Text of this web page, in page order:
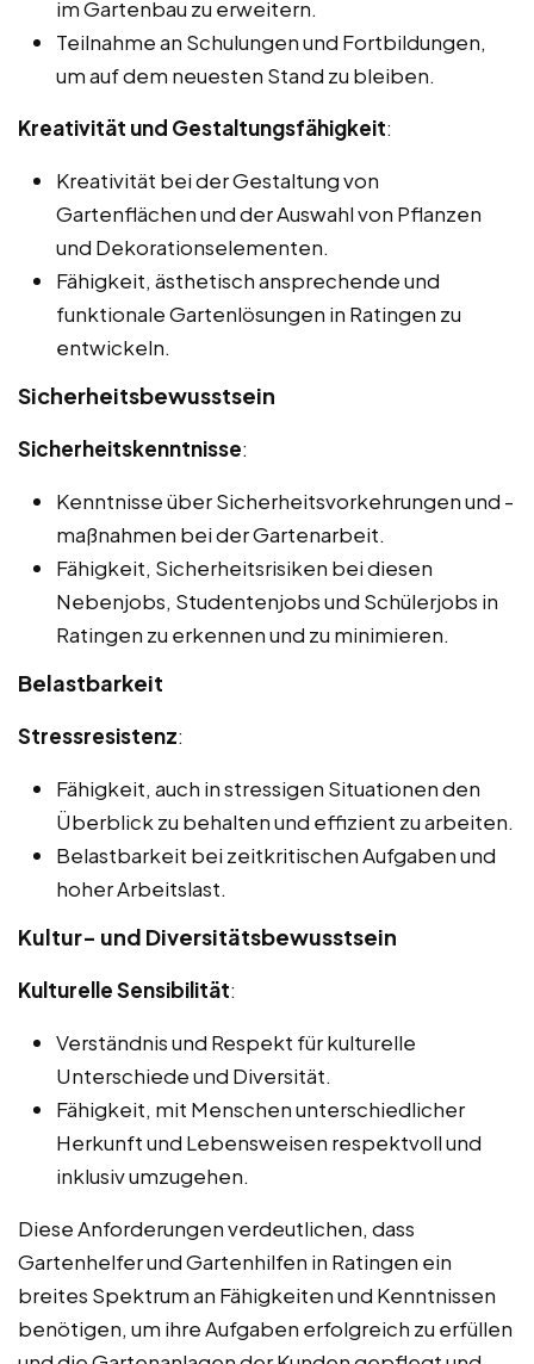
im Gartenbau zu erweitern.
Teilnahme an Schulungen und Fortbildungen,
um auf dem neuesten Stand zu bleiben.
Kreativität und Gestaltungsfähigkeit:
Kreativität bei der Gestaltung von
Gartenflächen und der Auswahl von Pflanzen
und Dekorationselementen.
Fähigkeit, ästhetisch ansprechende und
funktionale Gartenlösungen in Ratingen zu
entwickeln.
Sicherheitsbewusstsein
Sicherheitskenntnisse:
Kenntnisse über Sicherheitsvorkehrungen und -
maßnahmen bei der Gartenarbeit.
Fähigkeit, Sicherheitsrisiken bei diesen
Nebenjobs, Studentenjobs und Schülerjobs in
Ratingen zu erkennen und zu minimieren.
Belastbarkeit
Stressresistenz:
Fähigkeit, auch in stressigen Situationen den
Überblick zu behalten und effizient zu arbeiten.
Belastbarkeit bei zeitkritischen Aufgaben und
hoher Arbeitslast.
Kultur- und Diversitätsbewusstsein
Kulturelle Sensibilität:
Verständnis und Respekt für kulturelle
Unterschiede und Diversität.
Fähigkeit, mit Menschen unterschiedlicher
Herkunft und Lebensweisen respektvoll und
inklusiv umzugehen.
Diese Anforderungen verdeutlichen, dass
Gartenhelfer und Gartenhilfen in Ratingen ein
breites Spektrum an Fähigkeiten und Kenntnissen
benötigen, um ihre Aufgaben erfolgreich zu erfüllen